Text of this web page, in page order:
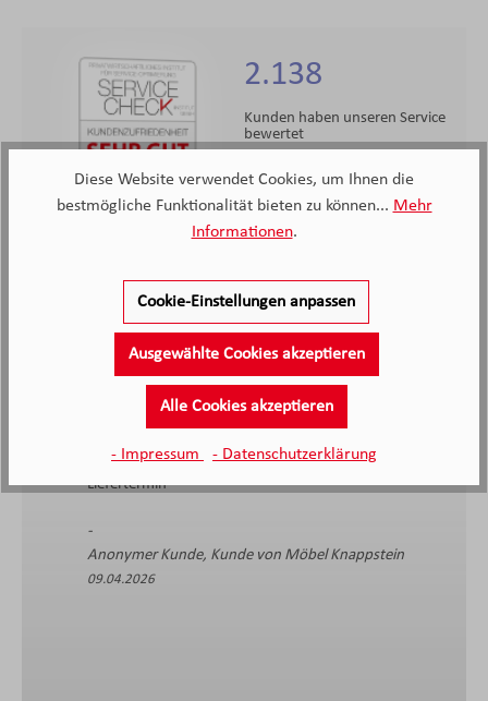
4.4/5.0
2.138
Kunden haben unseren Service
bewertet
4.4
Völlige
Qualität in jeder
Bruno B., Kunde
Diese Website verwendet Cookies, um Ihnen die
bestmögliche Funktionalität bieten zu können... Mehr
Informationen.
Cookie-Einstellungen anpassen
Ausgewählte Cookies akzeptieren
Alle Cookies akzeptieren
- Impressum - Datenschutzerklärung